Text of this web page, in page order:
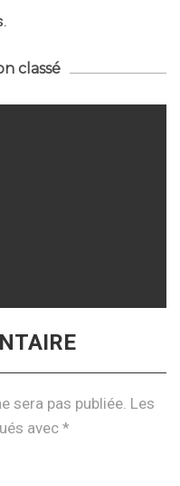
classé
sera pas publiée. Les
avec *